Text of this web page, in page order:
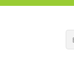
Hogar